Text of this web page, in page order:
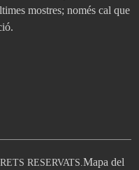
mostres; només cal que
RESERVATS. Mapa del